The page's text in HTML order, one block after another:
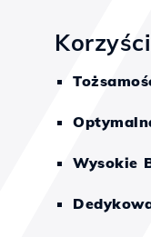
Wysokie